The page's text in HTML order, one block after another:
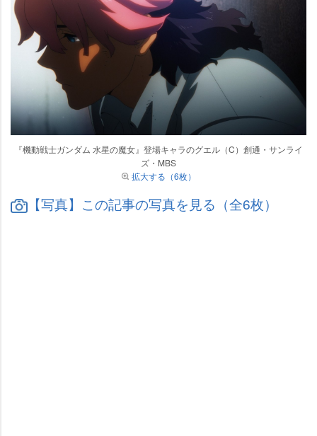
『機動戦士ガンダム 水星の魔女』登場キャラのグエル（C）創通・サンライ
ズ・MBS
拡大する（6枚）
【写真】この記事の写真を見る（全6枚）